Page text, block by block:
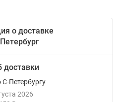
о доставке
доставки
С-Петербургу
2026